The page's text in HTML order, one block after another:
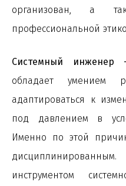
организован, а
профессиональной
Системный инженер
обладает умением
адаптироваться к
под давлением в
Именно по этой
инструментом